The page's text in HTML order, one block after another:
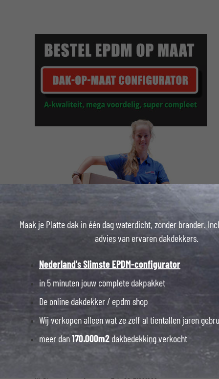
Maak je Platte dak in één dag waterdicht, zonder brander.
advies van ervaren dakdekkers.
Nederland's Slimste EPDM-configurator
in 5 minuten jouw complete dakpakket
De online dakdekker / epdm shop
Wij verkopen alleen wat ze zelf al tientallen jaren
meer dan 170.000m2 dakbedekking verkocht